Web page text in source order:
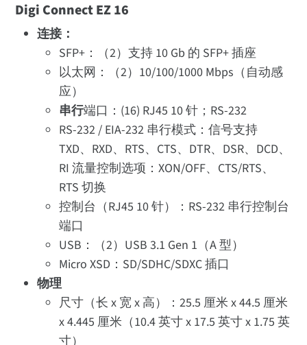
Digi Connect EZ 16
连接：
SFP+：（2）支持 10 Gb 的 SFP+ 插座
以太网：（2）10/100/1000 Mbps（自动感
应）
串行端口：(16) RJ45 10 针；RS-232
RS-232 / EIA-232 串行模式：信号支持
TXD、RXD、RTS、CTS、DTR、DSR、DCD、
RI 流量控制选项：XON/OFF、CTS/RTS、
RTS 切换
控制台（RJ45 10 针）：RS-232 串行控制台
端口
USB：（2）USB 3.1 Gen 1（A 型）
Micro XSD：SD/SDHC/SDXC 插口
物理
尺寸（长 x 宽 x 高）：25.5 厘米 x 44.5 厘米
x 4.445 厘米（10.4 英寸 x 17.5 英寸 x 1.75 英
寸）